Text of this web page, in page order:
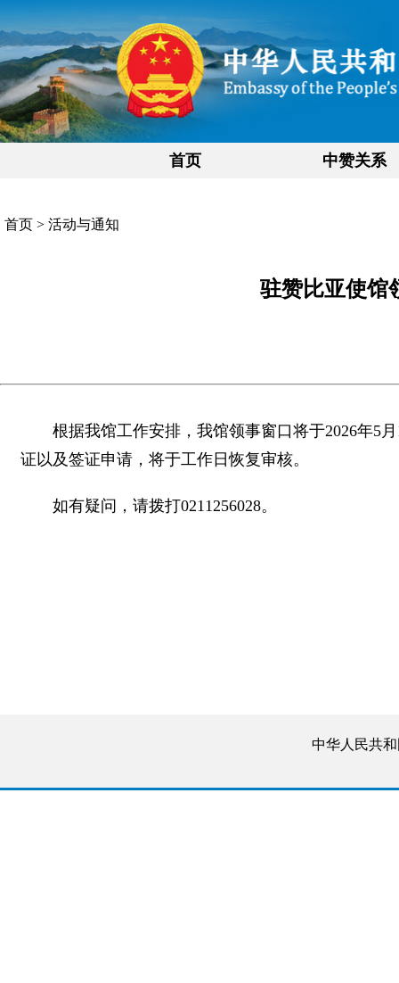
首页 中赞关系
首页 > 活动与通知
驻赞比亚使馆
根据我馆工作安排，我馆领事窗口将于2026年5
证以及签证申请，将于工作日恢复审核。
如有疑问，请拨打0211256028。
中华人民共